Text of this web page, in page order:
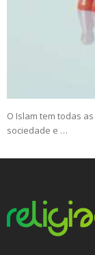
O Islam tem todas
sociedade e …